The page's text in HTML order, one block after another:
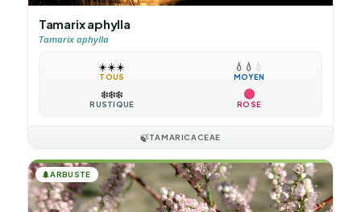
Tamarix aphylla
Tamarix aphylla
☀️☀️☀️
TOUS
💧 💧 💧
MOYEN
❄️❄️❄️
RUSTIQUE ROSE
🍃TAMARICACEAE
🌲ARBUSTE